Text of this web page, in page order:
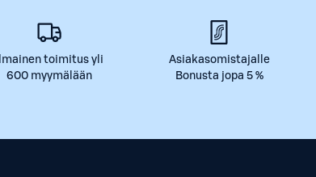
Ilmainen toimitus yli
600 myymälään
Asiakasomistajalle
Bonusta jopa 5 %